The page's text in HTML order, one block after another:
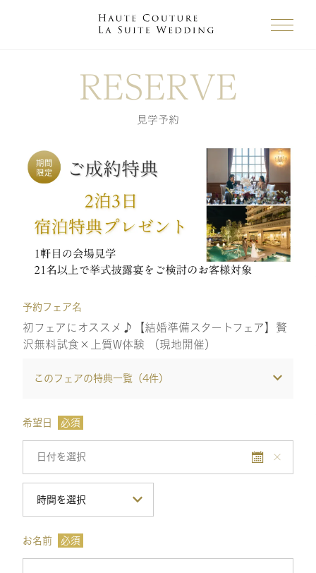
RESERVE
見学予約
予約フェア名
初フェアにオススメ♪【結婚準備スタートフェア】贅
沢無料試食×上質W体験 （現地開催）
このフェアの特典一覧（4件）
希望日 必須
お名前 必須